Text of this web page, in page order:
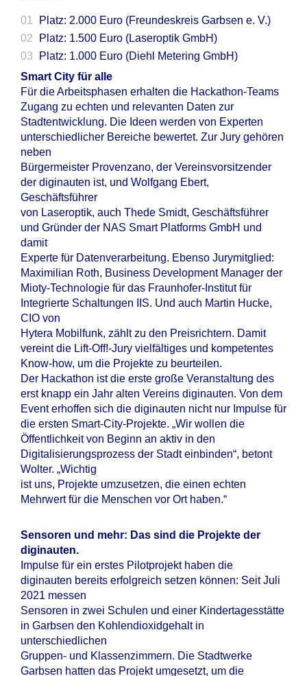
Platz: 2.000 Euro (Freundeskreis Garbsen e. V.)
Platz: 1.500 Euro (Laseroptik GmbH)
Platz: 1.000 Euro (Diehl Metering GmbH)
Smart City für alle
Für die Arbeitsphasen erhalten die Hackathon-Teams
Zugang zu echten und relevanten Daten zur
Stadtentwicklung. Die Ideen werden von Experten
unterschiedlicher Bereiche bewertet. Zur Jury gehören
neben
Bürgermeister Provenzano, der Vereinsvorsitzender
der diginauten ist, und Wolfgang Ebert,
Geschäftsführer
von Laseroptik, auch Thede Smidt, Geschäftsführer
und Gründer der NAS Smart Platforms GmbH und
damit
Experte für Datenverarbeitung. Ebenso Jurymitglied:
Maximilian Roth, Business Development Manager der
Mioty-Technologie für das Fraunhofer-Institut für
Integrierte Schaltungen IIS. Und auch Martin Hucke,
CIO von
Hytera Mobilfunk, zählt zu den Preisrichtern. Damit
vereint die Lift-Off!-Jury vielfältiges und kompetentes
Know-how, um die Projekte zu beurteilen.
Der Hackathon ist die erste große Veranstaltung des
erst knapp ein Jahr alten Vereins diginauten. Von dem
Event erhoffen sich die diginauten nicht nur Impulse für
die ersten Smart-City-Projekte. „Wir wollen die
Öffentlichkeit von Beginn an aktiv in den
Digitalisierungsprozess der Stadt einbinden“, betont
Wolter. „Wichtig
ist uns, Projekte umzusetzen, die einen echten
Mehrwert für die Menschen vor Ort haben.“
Sensoren und mehr: Das sind die Projekte der
diginauten.
Impulse für ein erstes Pilotprojekt haben die
diginauten bereits erfolgreich setzen können: Seit Juli
2021 messen
Sensoren in zwei Schulen und einer Kindertagesstätte
in Garbsen den Kohlendioxidgehalt in
unterschiedlichen
Gruppen- und Klassenzimmern. Die Stadtwerke
Garbsen hatten das Projekt umgesetzt, um die